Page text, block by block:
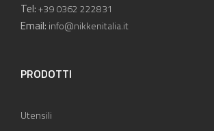
Tel:+39 0362 222831
Email: info@nikkenitalia.it
PRODOTTI
Utensili